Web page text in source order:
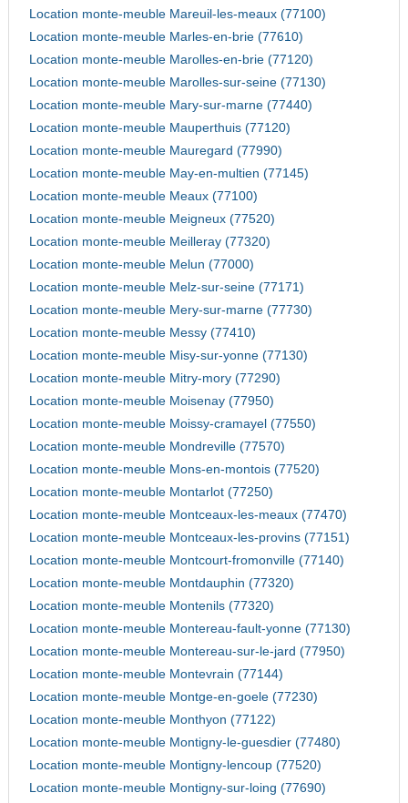
Location monte-meuble Mareuil-les-meaux (77100)
Location monte-meuble Marles-en-brie (77610)
Location monte-meuble Marolles-en-brie (77120)
Location monte-meuble Marolles-sur-seine (77130)
Location monte-meuble Mary-sur-marne (77440)
Location monte-meuble Mauperthuis (77120)
Location monte-meuble Mauregard (77990)
Location monte-meuble May-en-multien (77145)
Location monte-meuble Meaux (77100)
Location monte-meuble Meigneux (77520)
Location monte-meuble Meilleray (77320)
Location monte-meuble Melun (77000)
Location monte-meuble Melz-sur-seine (77171)
Location monte-meuble Mery-sur-marne (77730)
Location monte-meuble Messy (77410)
Location monte-meuble Misy-sur-yonne (77130)
Location monte-meuble Mitry-mory (77290)
Location monte-meuble Moisenay (77950)
Location monte-meuble Moissy-cramayel (77550)
Location monte-meuble Mondreville (77570)
Location monte-meuble Mons-en-montois (77520)
Location monte-meuble Montarlot (77250)
Location monte-meuble Montceaux-les-meaux (77470)
Location monte-meuble Montceaux-les-provins (77151)
Location monte-meuble Montcourt-fromonville (77140)
Location monte-meuble Montdauphin (77320)
Location monte-meuble Montenils (77320)
Location monte-meuble Montereau-fault-yonne (77130)
Location monte-meuble Montereau-sur-le-jard (77950)
Location monte-meuble Montevrain (77144)
Location monte-meuble Montge-en-goele (77230)
Location monte-meuble Monthyon (77122)
Location monte-meuble Montigny-le-guesdier (77480)
Location monte-meuble Montigny-lencoup (77520)
Location monte-meuble Montigny-sur-loing (77690)